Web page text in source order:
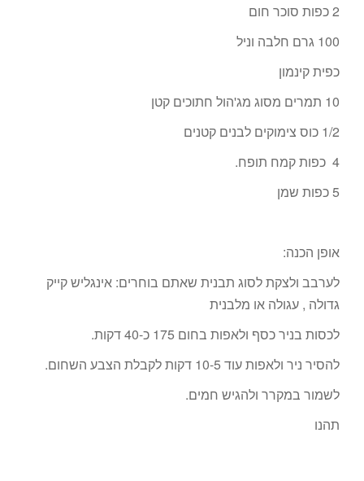
2 כפות סוכר חום
100 גרם חלבה וניל
כפית קינמון
10 תמרים מסוג מג'הול חתוכים קטן
1/2 כוס צימוקים לבנים קטנים
4 כפות קמח תופח.
5 כפות שמן
אופן הכנה:
לערבב ולצקת לסוג תבנית שאתם בוחרים: אינגליש קייק
גדולה , עגולה או מלבנית
לכסות בניר כסף ולאפות בחום 175 כ-40 דקות.
להסיר ניר ולאפות עוד 10-5 דקות לקבלת הצבע השחום.
לשמור במקרר ולהגיש חמים.
תהנו